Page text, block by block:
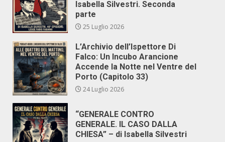
Isabella Silvestri. Seconda
parte
25 Luglio 2026
L’Archivio dell’Ispettore Di
Falco: Un Incubo Arancione
Accende la Notte nel Ventre del
Porto (Capitolo 33)
24 Luglio 2026
“GENERALE CONTRO
GENERALE. IL CASO DALLA
CHIESA” – di Isabella Silvestri